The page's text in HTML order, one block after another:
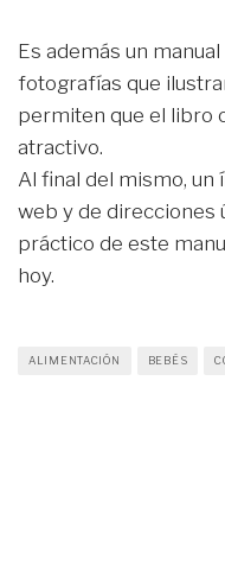
Es además un
fotografías que
permiten que el libro
atractivo.
Al final del mismo, un
web y de direcciones
práctico de este
hoy.
ALIMENTACIÓN BEBÉS